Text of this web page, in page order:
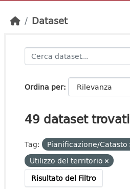
Dataset
Ordina per
49 dataset trovati
Tag:
Pianificazione/Catasto
Utilizzo del territorio
Risultato del Filtro